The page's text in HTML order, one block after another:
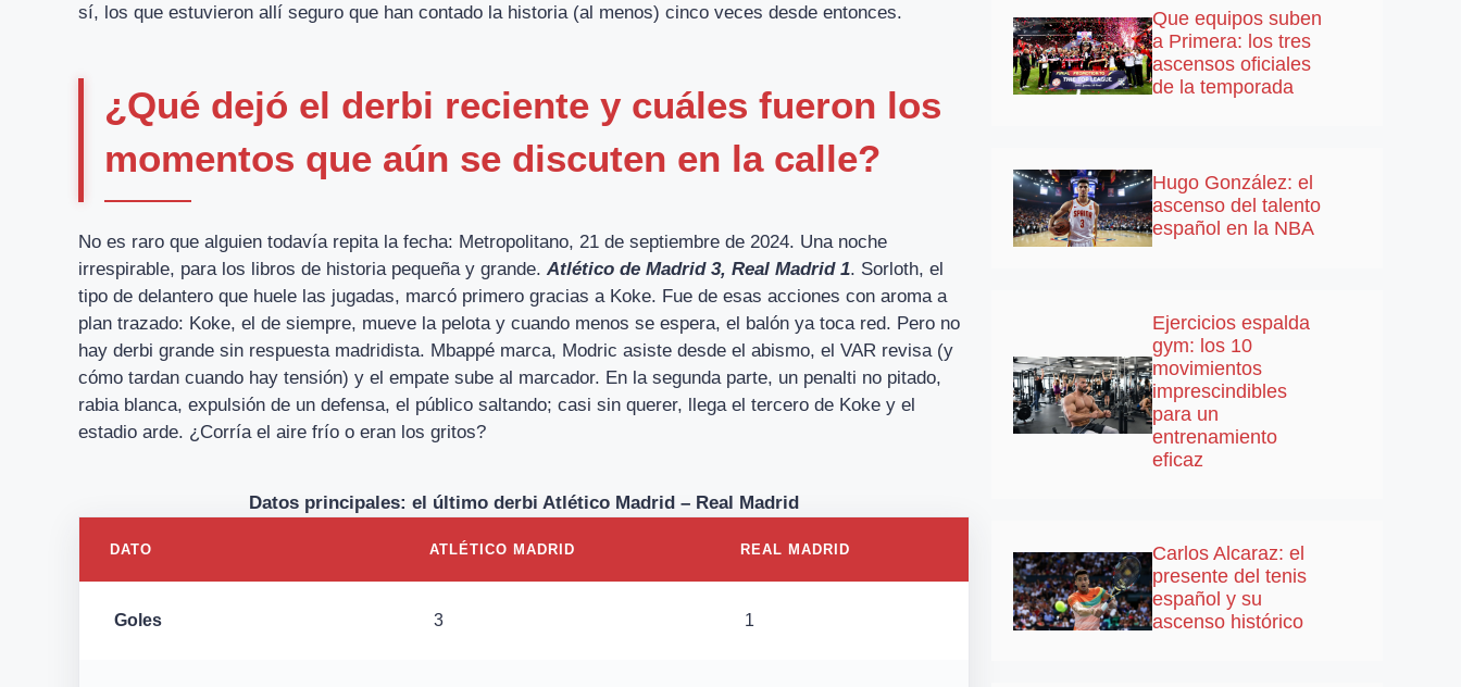
sí, los que estuvieron allí seguro que han contado la historia (al menos) cinco veces desde entonces.
¿Qué dejó el derbi reciente y cuáles fueron los
momentos que aún se discuten en la calle?
No es raro que alguien todavía repita la fecha: Metropolitano, 21 de septiembre de 2024. Una noche
irrespirable, para los libros de historia pequeña y grande. Atlético de Madrid 3, Real Madrid 1. Sorloth, el
tipo de delantero que huele las jugadas, marcó primero gracias a Koke. Fue de esas acciones con aroma a
plan trazado: Koke, el de siempre, mueve la pelota y cuando menos se espera, el balón ya toca red. Pero no
hay derbi grande sin respuesta madridista. Mbappé marca, Modric asiste desde el abismo, el VAR revisa (y
cómo tardan cuando hay tensión) y el empate sube al marcador. En la segunda parte, un penalti no pitado,
rabia blanca, expulsión de un defensa, el público saltando; casi sin querer, llega el tercero de Koke y el
estadio arde. ¿Corría el aire frío o eran los gritos?
Datos principales: el último derbi Atlético Madrid – Real Madrid
DATO ATLÉTICO MADRID REAL MADRID
Goles 3 1
Que equipos suben
a Primera: los tres
ascensos oficiales
de la temporada
Hugo González: el
ascenso del talento
español en la NBA
Ejercicios espalda
gym: los 10
movimientos
imprescindibles
para un
entrenamiento
eficaz
Carlos Alcaraz: el
presente del tenis
español y su
ascenso histórico